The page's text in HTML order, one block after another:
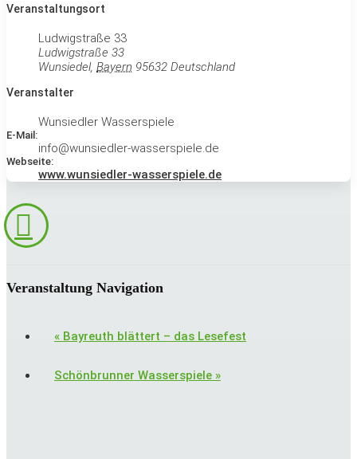
Veranstaltungsort
Ludwigstraße 33
Ludwigstraße 33
Wunsiedel, Bayern 95632 Deutschland
Veranstalter
Wunsiedler Wasserspiele
E-Mail:
info@wunsiedler-wasserspiele.de
Webseite:
www.wunsiedler-wasserspiele.de
Veranstaltung Navigation
« Bayreuth blättert – das Lesefest
Schönbrunner Wasserspiele »